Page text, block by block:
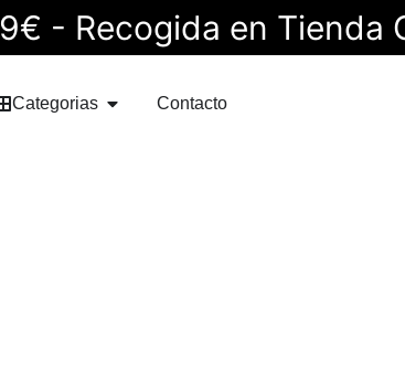
- Recogida en Tienda
Categorias Contacto